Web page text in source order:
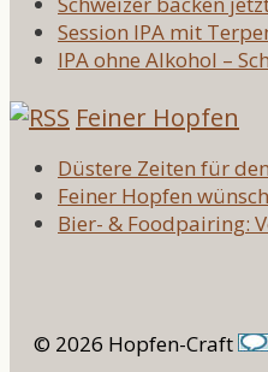
Session IPA mit
IPA ohne Alkohol –
Feiner Hopfen
Düstere Zeiten für
Feiner Hopfen
Bier- & Foodpairing:
© 2026 Hopfen-Craft